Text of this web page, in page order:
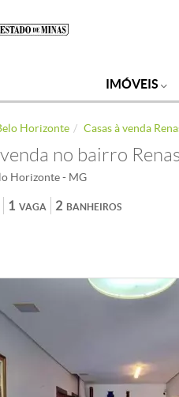
IMÓVEIS
Horizonte Casas à venda
no bairro
Horizonte - MG
VAGA
1 BANHEIROS
2